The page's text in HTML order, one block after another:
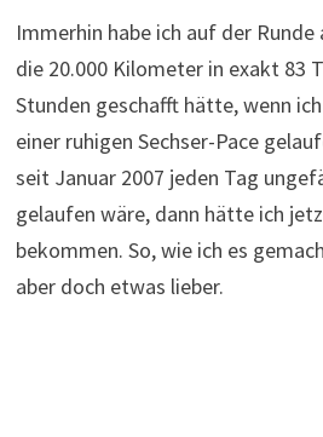
Immerhin habe ich auf der
die 20.000 Kilometer in exakt 83
Stunden geschafft hätte, wenn
einer ruhigen Sechser-Pace
seit Januar 2007 jeden Tag
gelaufen wäre, dann hätte ich
bekommen. So, wie ich es
aber doch etwas lieber.